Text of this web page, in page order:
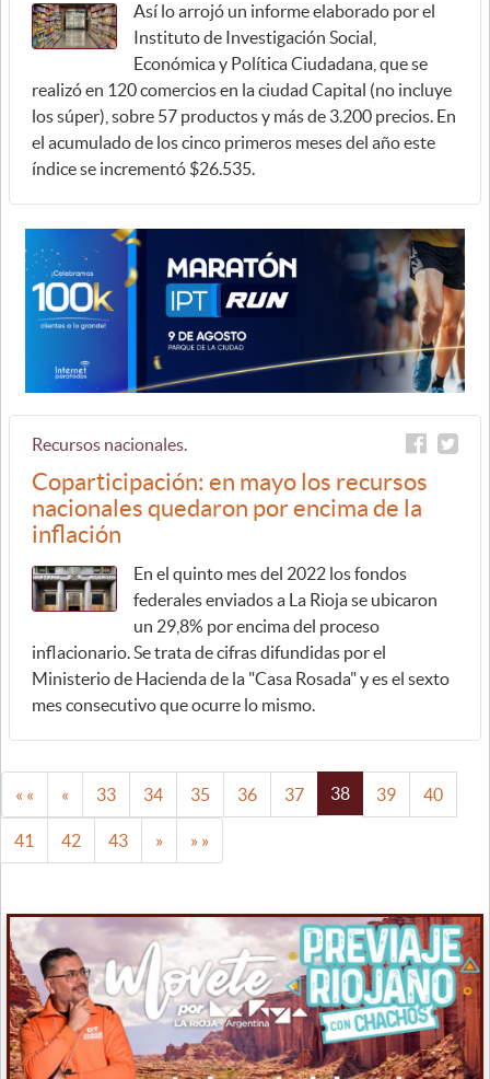
Así lo arrojó un informe elaborado por el
Instituto de Investigación Social,
Económica y Política Ciudadana, que se
realizó en 120 comercios en la ciudad Capital (no incluye
los súper), sobre 57 productos y más de 3.200 precios. En
el acumulado de los cinco primeros meses del año este
índice se incrementó $26.535.
Recursos nacionales.
Coparticipación: en mayo los recursos
nacionales quedaron por encima de la
inflación
En el quinto mes del 2022 los fondos
federales enviados a La Rioja se ubicaron
un 29,8% por encima del proceso
inflacionario. Se trata de cifras difundidas por el
Ministerio de Hacienda de la "Casa Rosada" y es el sexto
mes consecutivo que ocurre lo mismo.
« « « 33 34 35 36 37 38 39 40
41 42 43 » » »